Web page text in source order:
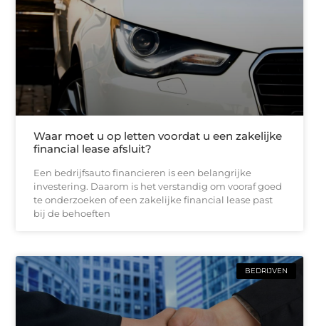
Waar moet u op letten voordat u een zakelijke
financial lease afsluit?
Een bedrijfsauto financieren is een belangrijke
investering. Daarom is het verstandig om vooraf goed
te onderzoeken of een zakelijke financial lease past
bij de behoeften
BEDRIJVEN